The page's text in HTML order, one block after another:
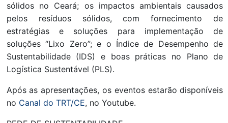
sólidos no Ceará; os impactos ambientais causados
pelos resíduos sólidos, com fornecimento de
estratégias e soluções para implementação de
soluções “Lixo Zero”; e o Índice de Desempenho de
Sustentabilidade (IDS) e boas práticas no Plano de
Logística Sustentável (PLS).
Após as apresentações, os eventos estarão disponíveis
no Canal do TRT/CE, no Youtube.